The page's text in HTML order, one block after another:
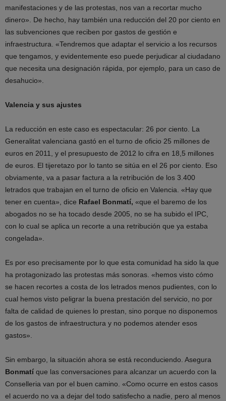
manifestaciones y de las protestas, nos van a recortar mucho
dinero». De hecho, hay también una reducción del 20 por ciento en
las subvenciones que reciben por gastos de gestión e
infraestructura. «Tendremos que adaptar el servicio a los recursos
que tengamos, y evidentemente eso puede perjudicar al ciudadano
que necesita una designación rápida, por ejemplo, para un caso de
desahucio».
Valencia y sus ajustes
La reducción en este caso es espectacular: 26 por ciento. La
Generalitat valenciana gastó en el turno de oficio 25 millones de
euros en 2011, y el presupuesto de 2012 lo cifra en 18,5 millones
de euros. El tijeretazo por lo tanto se sitúa en el 26 por ciento. Eso
obviamente, va a pasar factura a la retribución de los 3.400
letrados que trabajan en el turno de oficio en Valencia. «Hay que
tener en cuenta», dice Rafael Bonmatí, «que el baremo de los
abogados no se ha tocado desde 2005, no se ha subido el IPC,
con lo cual se aplica un recorte a una retribución que ya estaba
congelada».
Es por eso precisamente por lo que esta comunidad ha sido la que
ha protagonizado las protestas más sonoras. «hemos visto cómo
se hacen recortes a costa de los letrados menos pudientes, con lo
cual hemos visto peligrar la buena prestación del servicio, no por
falta de calidad de quienes lo prestan, sino porque no disponemos
de los gastos de infraestructura y no podemos atender esos
gastos».
Sin embargo, la situación ahora se está reconduciendo. Asegura
Bonmatí que las conversaciones para alcanzar un acuerdo con la
Conselleria van por el buen camino. «Como ocurre en estos casos
el acuerdo no va a dejar del todo satisfecho a nadie, pero al menos